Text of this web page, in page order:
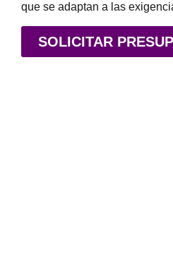
que se adaptan a las
SOLICITAR